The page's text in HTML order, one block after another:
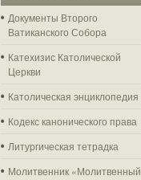
Документы Второго
Ватиканского Собора
Катехизис Католической
Церкви
Католическая энциклопедия
Кодекс канонического права
Литургическая тетрадка
Молитвенник «Молитвенный